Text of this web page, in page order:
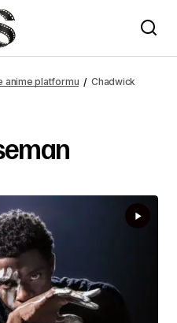
anime platformu
Chadwick